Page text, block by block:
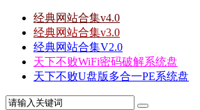
经典网站合集v4.0
经典网站合集v3.0
经典网站合集V2.0
天下不败WiFi密码破解系统盘
天下不败U盘版多合一PE系统盘